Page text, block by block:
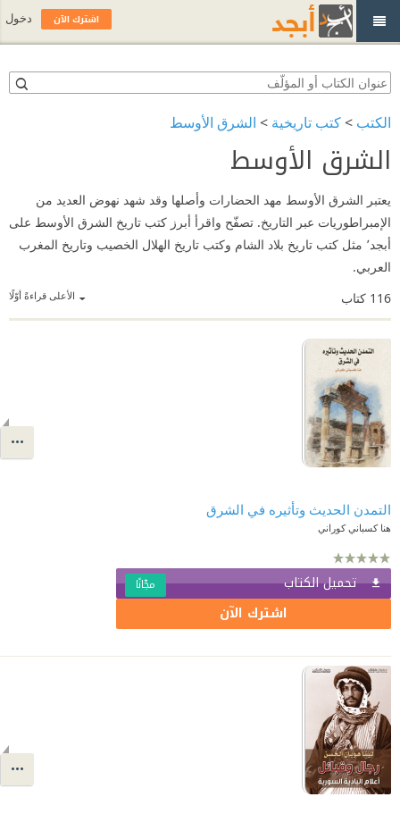
الكتب >كتب تاريخية > الشرق الأوسط
الشرق الأوسط
يعتبر الشرق الأوسط مهد الحضارات وأصلها وقد شهد نهوض العديد من
الإمبراطوريات عبر التاريخ. تصفّح واقرأ أبرز كتب تاريخ الشرق الأوسط على
أبجد٬ مثل كتب تاريخ بلاد الشام وكتب تاريخ الهلال الخصيب وتاريخ المغرب
العربي.
الأعلى قراءةً أوّلًا 116 كتاب
التمدن الحديث وتأثيره في الشرق
هنا كسباني كوراني
تحميل الكتاب مجّانًا
اشترك الآن
اشترك الآن دخول